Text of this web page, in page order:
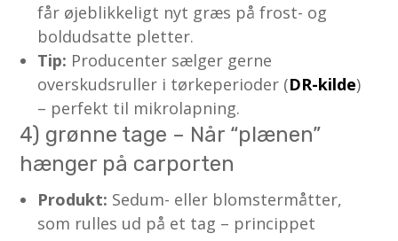
får øjeblikkeligt nyt græs på frost- og
boldudsatte pletter.
Tip: Producenter sælger gerne
overskudsruller i tørkeperioder (DR-kilde)
– perfekt til mikrolapning.
4) grønne tage – Når “plænen”
hænger på carporten
Produkt: Sedum- eller blomster­måtter,
som rulles ud på et tag – princippet